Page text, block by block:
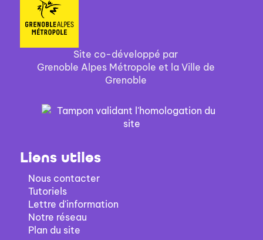
Site co-développé par
Grenoble Alpes Métropole et la Ville de
Grenoble
Liens utiles
Nous contacter
Tutoriels
Lettre d'information
Notre réseau
Plan du site